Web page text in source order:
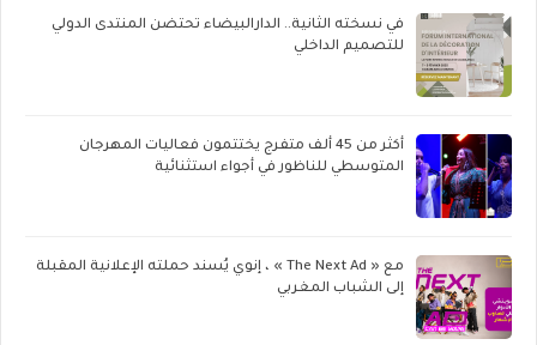
في نسخته الثانية.. الدارالبيضاء تحتضن المنتدى الدولي
للتصميم الداخلي
أكثر من 45 ألف متفرج يختتمون فعاليات المهرجان
المتوسطي للناظور في أجواء استثنائية
مع « The Next Ad » ، إنوي يُسند حملته الإعلانية المقبلة
إلى الشباب المغربي